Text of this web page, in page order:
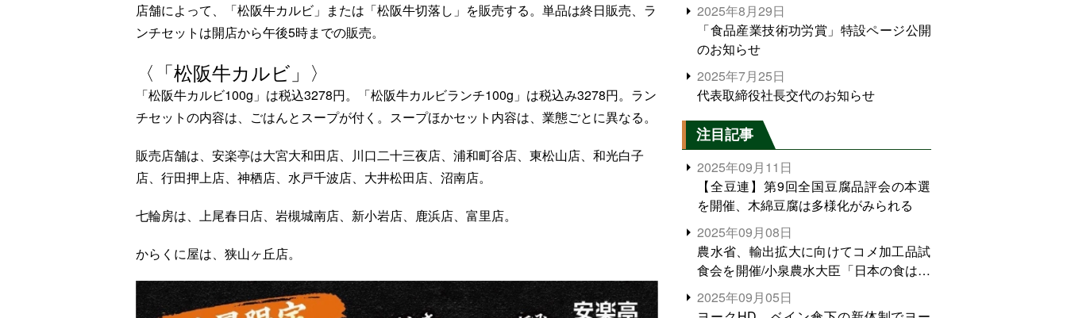
店舗によって、「松阪牛カルビ」または「松阪牛切落し」を販売する。単品は終日販売、ラ
ンチセットは開店から午後5時までの販売。
〈「松阪牛カルビ」〉
「松阪牛カルビ100g」は税込3278円。「松阪牛カルビランチ100g」は税込み3278円。ラン
チセットの内容は、ごはんとスープが付く。スープほかセット内容は、業態ごとに異なる。
販売店舗は、安楽亭は大宮大和田店、川口二十三夜店、浦和町谷店、東松山店、和光白子
店、行田押上店、神栖店、水戸千波店、大井松田店、沼南店。
七輪房は、上尾春日店、岩槻城南店、新小岩店、鹿浜店、富里店。
からくに屋は、狭山ヶ丘店。
2025年8月29日
「食品産業技術功労賞」特設ページ公開
のお知らせ
2025年7月25日
代表取締役社長交代のお知らせ
注目記事
2025年09月11日
【全豆連】第9回全国豆腐品評会の本選
を開催、木綿豆腐は多様化がみられる
2025年09月08日
農水省、輸出拡大に向けてコメ加工品試
食会を開催/小泉農水大臣「日本の食は世
界でトップをとれる。米増産に向けて、
米輸出需要の拡大を」
2025年09月05日